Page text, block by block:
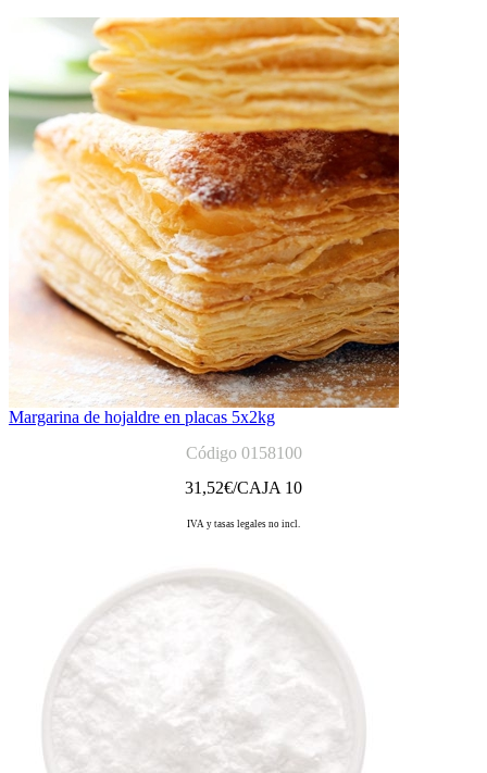
Margarina de hojaldre en placas 5x2kg
Código 0158100
31,52€/CAJA 10
IVA y tasas legales no incl.